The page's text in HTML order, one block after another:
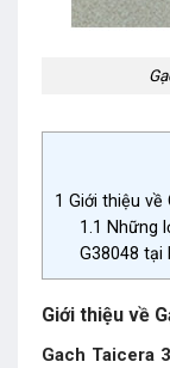
1 Giới thiệu về
1.1 Những
G38048 tại
Giới thiệu về
Gach Taicera